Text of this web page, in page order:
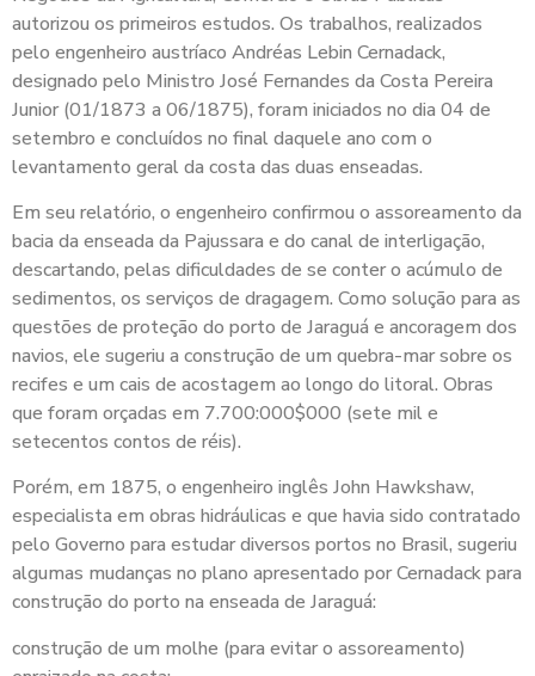
autorizou os primeiros estudos. Os trabalhos, realizados
pelo engenheiro austríaco Andréas Lebin Cernadack,
designado pelo Ministro José Fernandes da Costa Pereira
Junior (01/1873 a 06/1875), foram iniciados no dia 04 de
setembro e concluídos no final daquele ano com o
levantamento geral da costa das duas enseadas.
Em seu relatório, o engenheiro confirmou o assoreamento da
bacia da enseada da Pajussara e do canal de interligação,
descartando, pelas dificuldades de se conter o acúmulo de
sedimentos, os serviços de dragagem. Como solução para as
questões de proteção do porto de Jaraguá e ancoragem dos
navios, ele sugeriu a construção de um quebra-mar sobre os
recifes e um cais de acostagem ao longo do litoral. Obras
que foram orçadas em 7.700:000$000 (sete mil e
setecentos contos de réis).
Porém, em 1875, o engenheiro inglês John Hawkshaw,
especialista em obras hidráulicas e que havia sido contratado
pelo Governo para estudar diversos portos no Brasil, sugeriu
algumas mudanças no plano apresentado por Cernadack para
construção do porto na enseada de Jaraguá:
construção de um molhe (para evitar o assoreamento)